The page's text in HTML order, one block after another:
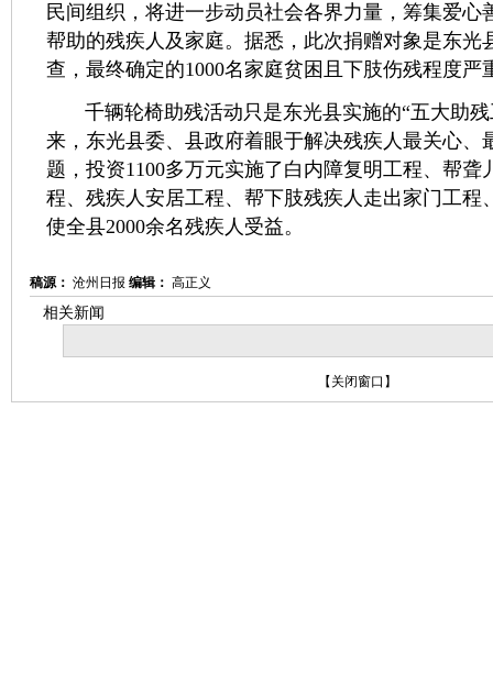
民间组织，将进一步动员社会各界力量，筹集爱心
帮助的残疾人及家庭。据悉，此次捐赠对象是东光
查，最终确定的1000名家庭贫困且下肢伤残程度严
千辆轮椅助残活动只是东光县实施的“五大助残
来，东光县委、县政府着眼于解决残疾人最关心、
题，投资1100多万元实施了白内障复明工程、帮聋
程、残疾人安居工程、帮下肢残疾人走出家门工程
使全县2000余名残疾人受益。
稿源： 沧州日报 编辑： 高正义
相关新闻
【 关闭窗口 】